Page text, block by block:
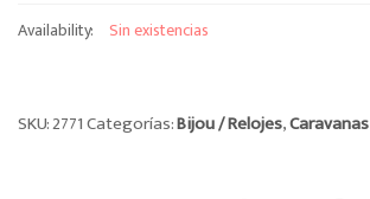
Availability: Sin existencias
SKU:2771Categorías:Bijou / Relojes,Caravanas